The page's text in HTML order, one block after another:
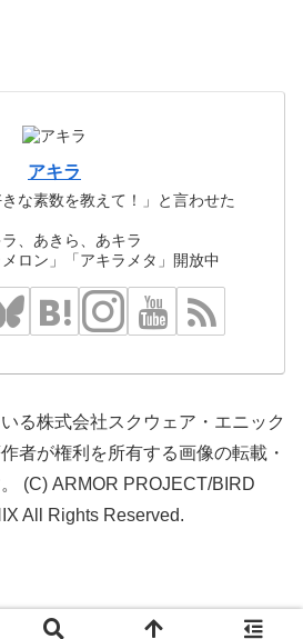
アキラ
な素数を教えて！」と言わせた
、あきら、あキラ
ロン」「アキラメタ」開放中
る株式会社スクウェア・エニック
者が権利を所有する画像の転載・
(C) ARMOR PROJECT/BIRD
All Rights Reserved.
どらくえだいすき.